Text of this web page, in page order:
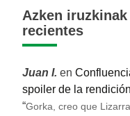
Azken
recientes
Juan I. en
spoiler de la
“Gorka, creo que